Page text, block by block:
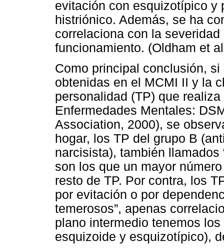
evitación con esquizotípico y
histriónico. Además, se ha
correlaciona con la
funcionamiento. (Oldham et
Como principal conclusión,
obtenidas en el MCMI II y la
personalidad (TP) que
Enfermedades Mentales:
Association, 2000), se
hogar, los TP del grupo B
narcisista), también
son los que un mayor
resto de TP. Por contra, los
por evitación o por
temerosos”, apenas
plano intermedio tenemos
esquizoide y esquizotípico),